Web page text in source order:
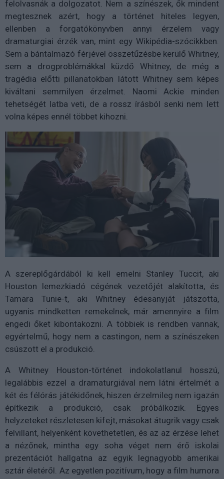
felolvasnák a dolgozatot. Nem a színészek, ők mindent
megtesznek azért, hogy a történet hiteles legyen,
ellenben a forgatókönyvben annyi érzelem vagy
dramaturgiai érzék van, mint egy Wikipédia-szócikkben.
Sem a bántalmazó férjével összetűzésbe kerülő Whitney,
sem a drogproblémákkal küzdő Whitney, de még a
tragédia előtti pillanatokban látott Whitney sem képes
kiváltani semmilyen érzelmet. Naomi Ackie minden
tehetségét latba veti, de a rossz írásból senki nem lett
volna képes ennél többet kihozni.
A szereplőgárdából ki kell emelni Stanley Tuccit, aki
Houston lemezkiadó cégének vezetőjét alakította, és
Tamara Tunie-t, aki Whitney édesanyját játszotta,
ugyanis mindketten remekelnek, már amennyire a film
engedi őket kibontakozni. A többiek is rendben vannak,
egyértelmű, hogy nem a castingon, nem a színészeken
csúszott el a produkció.
A Whitney Houston-történet indokolatlanul hosszú,
legalábbis ezzel a dramaturgiával nem látni értelmét a
két és félórás játékidőnek, hiszen érzelmileg nem igazán
építkezik a produkció, csak próbálkozik. Egyes
helyzeteket részletesen kifejt, másokat átugrik vagy csak
felvillant, helyenként követhetetlen, és az az érzése lehet
a nézőnek, mintha egy soha véget nem érő iskolai
prezentációt hallgatna az egyik legnagyobb amerikai
sztár életéről. Az egyetlen pozitívum, hogy a film humora